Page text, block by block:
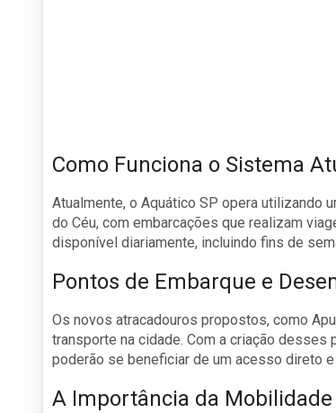
Como Funciona o Sistema
Atualmente, o Aquático SP opera utilizando
do Céu, com embarcações que realizam
disponível diariamente, incluindo fins de
Pontos de Embarque e
Os novos atracadouros propostos, como
transporte na cidade. Com a criação desses
poderão se beneficiar de um acesso direto
A Importância da Mobilidade